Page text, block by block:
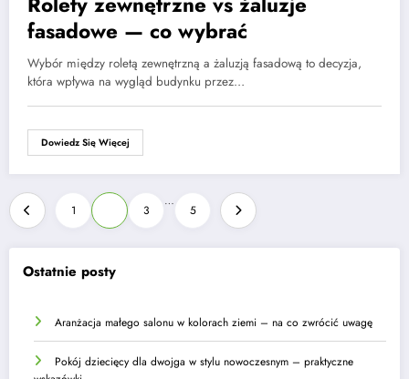
Ostatnie posty
Aranżacja małego salonu w kolorach ziemi – na co zwrócić uwagę
Pokój dziecięcy dla dwojga w stylu nowoczesnym – praktyczne
fasadowe — co wybrać
Wybór między roletą zewnętrzną a żaluzją fasadową to decyzja,
która wpływa na wygląd budynku przez…
Dowiedz Się Więcej
Stronicowanie
wpisów
1 3
…
5